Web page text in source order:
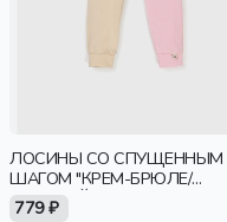
ЛОСИНЫ СО СПУЩЕННЫМ
ШАГОМ "КРЕМ-БРЮЛЕ/
РОЗОВЫЙ ЗЕФИР"
779 ₽